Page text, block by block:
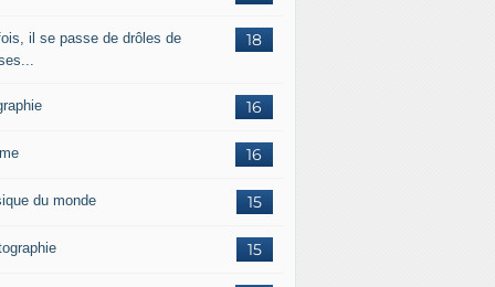
18
il se passe de drôles de
16
16
15
du monde
15